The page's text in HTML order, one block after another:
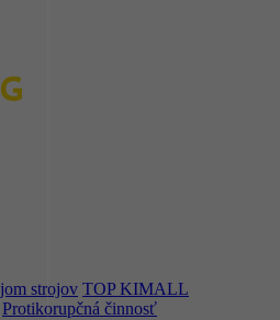
strojov TOP KIMALL
Protikorupčná činnosť